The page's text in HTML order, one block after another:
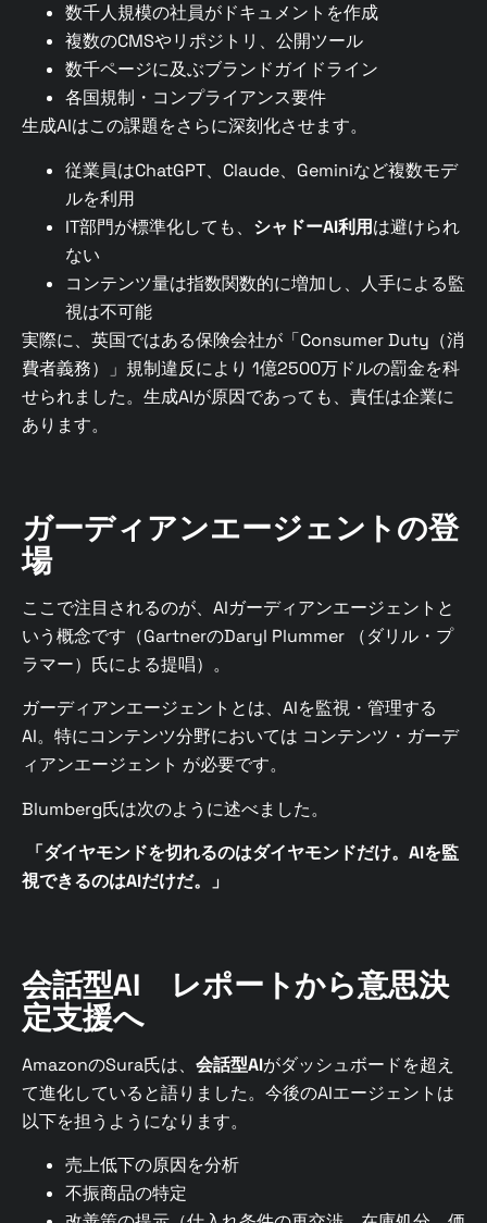
数千人規模の社員がドキュメントを作成
複数のCMSやリポジトリ、公開ツール
数千ページに及ぶブランドガイドライン
各国規制・コンプライアンス要件
生成AIはこの課題をさらに深刻化させます。
従業員はChatGPT、Claude、Geminiなど複数モデ
ルを利用
IT部門が標準化しても、 シャドーAI利用は避けられ
ない
コンテンツ量は指数関数的に増加し、人手による監
視は不可能
実際に、英国ではある保険会社が「Consumer Duty（消
費者義務）」規制違反により 1億2500万ドルの罰金を科
せられました。生成AIが原因であっても、責任は企業に
あります。
ガーディアンエージェントの登
場
ここで注目されるのが、AIガーディアンエージェントと
いう概念です（GartnerのDaryl Plummer （ダリル・プ
ラマー）氏による提唱）。
ガーディアンエージェントとは、AIを監視・管理する
AI。特にコンテンツ分野においては コンテンツ・ガーデ
ィアンエージェント が必要です。
Blumberg氏は次のように述べました。
「ダイヤモンドを切れるのはダイヤモンドだけ。AIを監
視できるのはAIだけだ。」
会話型AI レポートから意思決
定支援へ
AmazonのSura氏は、 会話型AIがダッシュボードを超え
て進化していると語りました。今後のAIエージェントは
以下を担うようになります。
売上低下の原因を分析
不振商品の特定